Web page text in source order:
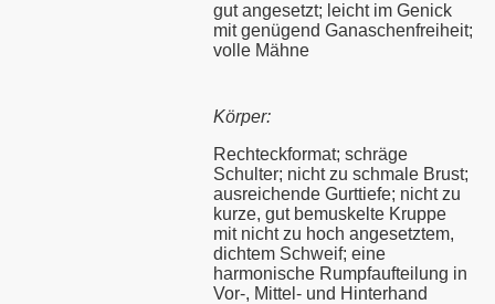
gut angesetzt; leicht im Genick
mit genügend Ganaschenfreiheit;
volle Mähne
Körper:
Rechteckformat; schräge
Schulter; nicht zu schmale Brust;
ausreichende Gurttiefe; nicht zu
kurze, gut bemuskelte Kruppe
mit nicht zu hoch angesetztem,
dichtem Schweif; eine
harmonische Rumpfaufteilung in
Vor-, Mittel- und Hinterhand